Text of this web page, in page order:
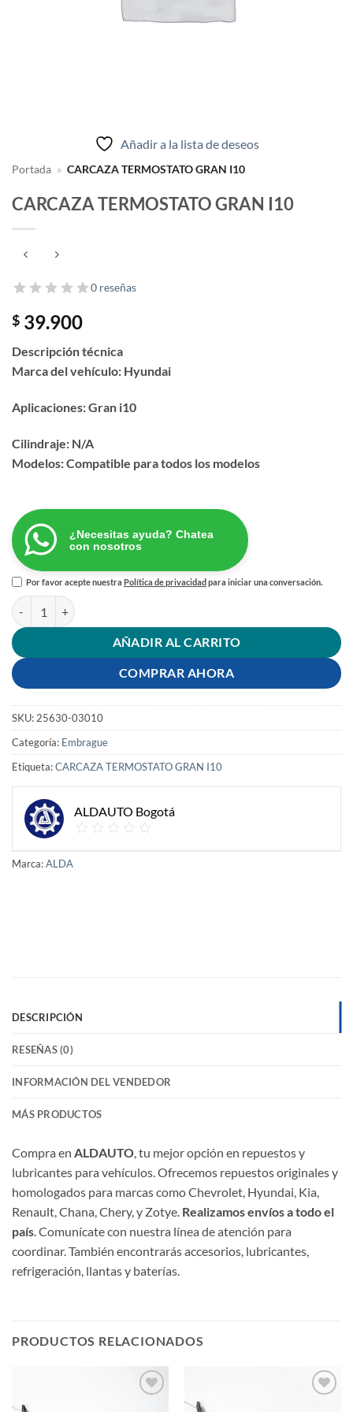
Añadir a la lista de deseos
Portada » CARCAZA TERMOSTATO GRAN I10
CARCAZA TERMOSTATO GRAN I10
0 reseñas
$ 39.900
Descripción técnica
Marca del vehículo: Hyundai
Aplicaciones: Gran i10
Cilindraje: N/A
Modelos: Compatible para todos los modelos
¿Necesitas ayuda? Chatea
con nosotros
Por favor acepte nuestraPolítica de privacidadpara iniciar una conversación.
CARCAZA TERMOSTATO GRAN I10 cantidad
AÑADIR AL CARRITO
COMPRAR AHORA
SKU: 25630-03010
Categoría: Embrague
Etiqueta:CARCAZA TERMOSTATO GRAN I10
ALDAUTO Bogotá
Marca:ALDA
DESCRIPCIÓN
RESEÑAS (0)
INFORMACIÓN DEL VENDEDOR
MÁS PRODUCTOS
Compra en ALDAUTO, tu mejor opción en repuestos y
lubricantes para vehículos. Ofrecemos repuestos originales y
homologados para marcas como Chevrolet, Hyundai, Kia,
Renault, Chana, Chery, y Zotye. Realizamos envíos a todo el
país. Comunícate con nuestra línea de atención para
coordinar. También encontrarás accesorios, lubricantes,
refrigeración, llantas y baterías.
PRODUCTOS RELACIONADOS